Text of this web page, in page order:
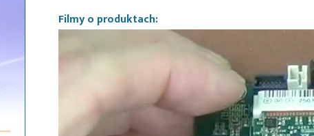
Filmy o produktach: